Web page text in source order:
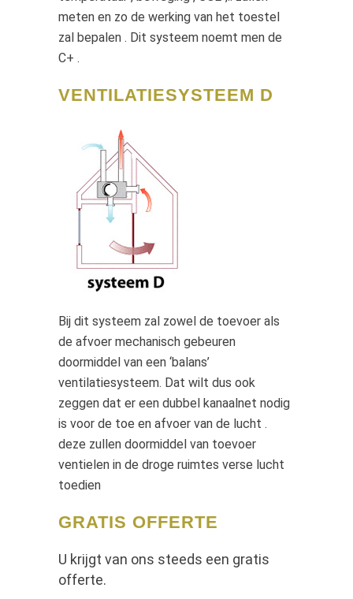
meten en zo de werking van het toestel
zal bepalen . Dit systeem noemt men de
C+ .
VENTILATIESYSTEEM D
Bij dit systeem zal zowel de toevoer als
de afvoer mechanisch gebeuren
doormiddel van een ‘balans’
ventilatiesysteem. Dat wilt dus ook
zeggen dat er een dubbel kanaalnet nodig
is voor de toe en afvoer van de lucht .
deze zullen doormiddel van toevoer
ventielen in de droge ruimtes verse lucht
toedien
GRATIS OFFERTE
U krijgt van ons steeds een gratis
offerte.